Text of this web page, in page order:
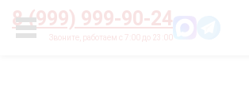
8 (999) 999-90-24
УСЛУГИ
Главная О нас Цены